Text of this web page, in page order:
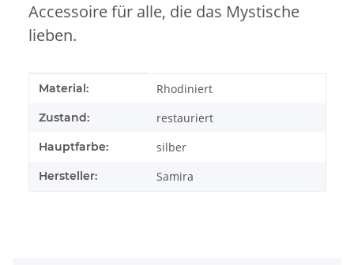
Accessoire für alle, die das Mystische
lieben.
Produkteigenschaft
Wert
Material: Rhodiniert
Zustand: restauriert
Hauptfarbe: silber
Hersteller: Samira